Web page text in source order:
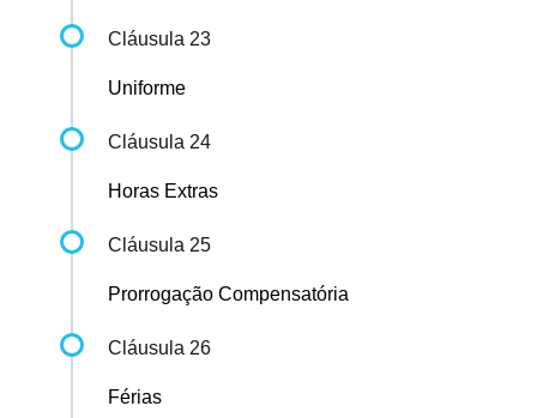
Cláusula 23
Uniforme
Cláusula 24
Horas Extras
Cláusula 25
Prorrogação Compensatória
Cláusula 26
Férias